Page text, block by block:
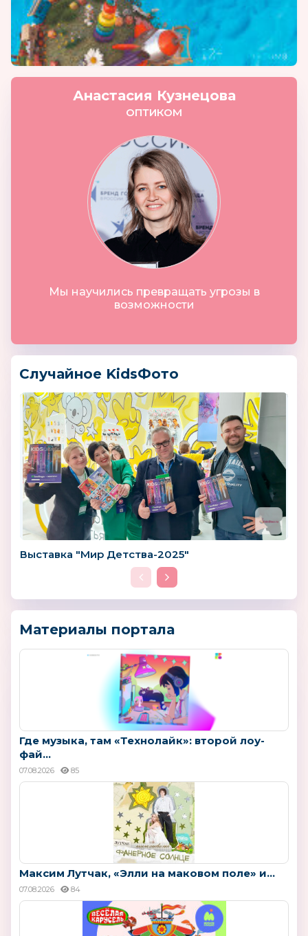
Анастасия Кузнецова
ОПТИКОМ
Мы научились превращать угрозы в
возможности
Случайное KidsФото
Выставка "Мир Детства-2025"
Материалы портала
Где музыка, там «Технолайк»: второй лоу-
фай...
07.08.2026 85
Максим Лутчак, «Элли на маковом поле» и...
07.08.2026 84